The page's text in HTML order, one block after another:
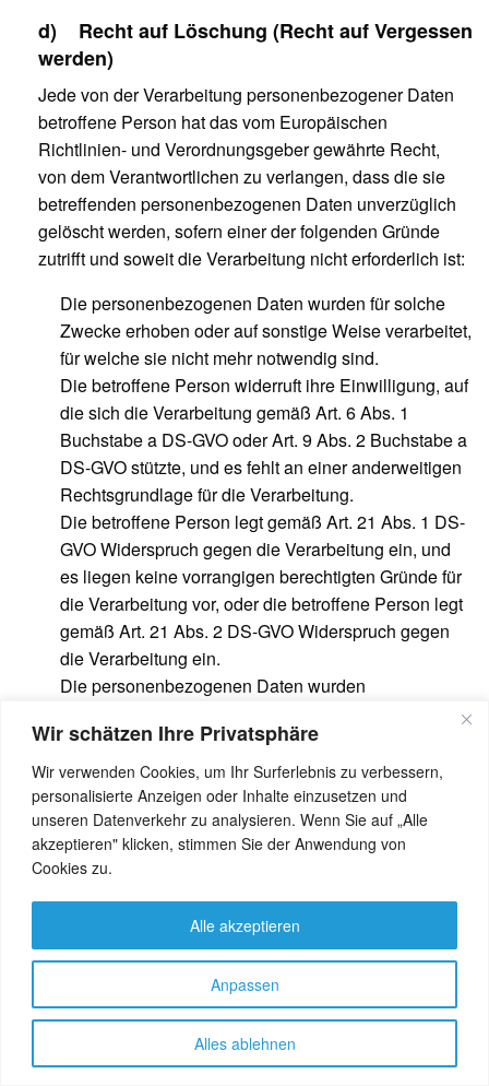
Wir schätzen Ihre Privatsphäre
Wir verwenden Cookies, um Ihr Surferlebnis zu verbessern,
personalisierte Anzeigen oder Inhalte einzusetzen und
unseren Datenverkehr zu analysieren. Wenn Sie auf „Alle
akzeptieren" klicken, stimmen Sie der Anwendung von
Cookies zu.
Anpassen
Alles ablehnen
Alle akzeptieren
d) Recht auf Löschung (Recht auf Vergessen
werden)
Jede von der Verarbeitung personenbezogener Daten
betroffene Person hat das vom Europäischen
Richtlinien- und Verordnungsgeber gewährte Recht,
von dem Verantwortlichen zu verlangen, dass die sie
betreffenden personenbezogenen Daten unverzüglich
gelöscht werden, sofern einer der folgenden Gründe
zutrifft und soweit die Verarbeitung nicht erforderlich ist:
Die personenbezogenen Daten wurden für solche
Zwecke erhoben oder auf sonstige Weise verarbeitet,
für welche sie nicht mehr notwendig sind.
Die betroffene Person widerruft ihre Einwilligung, auf
die sich die Verarbeitung gemäß Art. 6 Abs. 1
Buchstabe a DS-GVO oder Art. 9 Abs. 2 Buchstabe a
DS-GVO stützte, und es fehlt an einer anderweitigen
Rechtsgrundlage für die Verarbeitung.
Die betroffene Person legt gemäß Art. 21 Abs. 1 DS-
GVO Widerspruch gegen die Verarbeitung ein, und
es liegen keine vorrangigen berechtigten Gründe für
die Verarbeitung vor, oder die betroffene Person legt
gemäß Art. 21 Abs. 2 DS-GVO Widerspruch gegen
die Verarbeitung ein.
Die personenbezogenen Daten wurden
Die Löschung der personenbezogenen Daten ist zur
Erfüllung einer rechtlichen Verpflichtung nach dem
Unionsrecht oder dem Recht der Mitgliedstaaten
erforderlich, dem der Verantwortliche unterliegt.
Die personenbezogenen Daten wurden in Bezug auf
angebotene Dienste der Informationsgesellschaft
gemäß Art. 8 Abs. 1 DS-GVO erhoben.
Sofern einer der oben genannten Gründe zutrifft und
eine betroffene Person die Löschung von
personenbezogenen Daten, die bei der Bild Art Media
Verlag gespeichert sind, veranlassen möchte, kann sie
sich hierzu jederzeit an einen Mitarbeiter des für die
Verarbeitung Verantwortlichen wenden. Der Mitarbeiter